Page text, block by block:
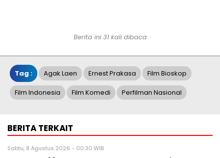
Berita ini 31 kali dibaca
Tag : Agak Laen Ernest Prakasa Film Bioskop
Film Indonesia Film Komedi Perfilman Nasional
BERITA TERKAIT
Sabtu, 8 Agustus 2026 - 00:30 WIB